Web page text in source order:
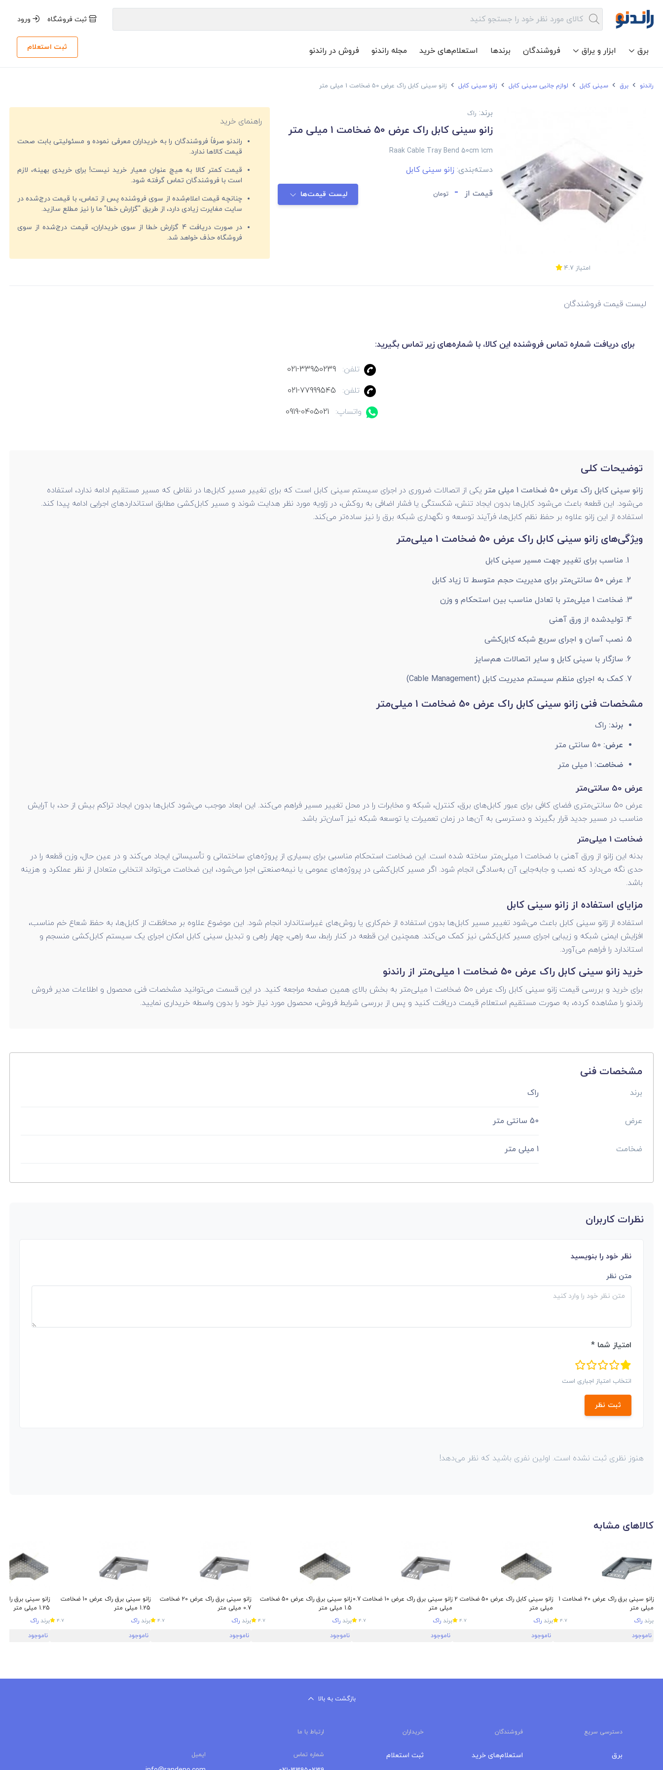
ثبت فروشگاه ورود
برق ابزار و یراق فروشندگان برندها استعلام‌های خرید مجله راندنو فروش در راندنو ثبت استعلام
راندنو برق سینی کابل لوازم جانبی سینی کابل زانو سینی کابل زانو سینی کابل راک عرض 50 ضخامت 1 میلی متر
امتیاز 4.7
برند: راک
زانو سینی کابل راک عرض 50 ضخامت 1 میلی متر
Raak Cable Tray Bend 50cm 1cm
دسته‌بندی:زانو سینی کابل
قیمت از - تومان لیست قیمت‌ها
راهنمای خرید
راندنو صرفاً فروشندگان را به خریداران معرفی نموده و مسئولیتی بابت صحت
قیمت‌ کالاها ندارد.
قیمت کمتر کالا به هیچ عنوان معیار خرید نیست! برای خریدی بهینه، لازم
است با فروشندگان تماس گرفته شود.
چنانچه قیمت اعلام‌شده از سوی فروشنده پس از تماس، با قیمت درج‌شده در
سایت مغایرت زیادی دارد، از طریق "گزارش خطا" ما را نیز مطلع سازید.
در صورت دریافت 4 گزارش خطا از سوی خریداران، قیمت درج‌شده از سوی
فروشگاه حذف خواهد شد.
لیست قیمت فروشندگان
برای دریافت شماره تماس فروشنده این کالا، با شماره‌های زیر تماس بگیرید:
تلفن:
021-33950239
تلفن:
021-77999545
واتساپ:
0919-0405021
توضیحات کلی
زانو سینی کابل راک عرض 50 ضخامت 1 میلی متر
یکی از اتصالات ضروری در اجرای سیستم سینی کابل است که برای تغییر مسیر کابل‌ها در نقاطی که مسیر مستقیم ادامه ندارد، استفاده
می‌شود. این قطعه باعث می‌شود کابل‌ها بدون ایجاد تنش، شکستگی یا فشار اضافی به روکش، در زاویه مورد نظر هدایت شوند و مسیر کابل‌کشی مطابق استانداردهای اجرایی ادامه پیدا کند.
استفاده از این زانو علاوه بر حفظ نظم کابل‌ها، فرآیند توسعه و نگهداری شبکه برق را نیز ساده‌تر می‌کند.
ویژگی‌های زانو سینی کابل راک عرض 50 ضخامت 1 میلی‌متر
مناسب برای تغییر جهت مسیر سینی کابل
عرض 50 سانتی‌متر برای مدیریت حجم متوسط تا زیاد کابل
ضخامت 1 میلی‌متر با تعادل مناسب بین استحکام و وزن
تولیدشده از ورق آهنی
نصب آسان و اجرای سریع شبکه کابل‌کشی
سازگار با سینی کابل و سایر اتصالات هم‌سایز
کمک به اجرای منظم سیستم مدیریت کابل (Cable Management)
مشخصات فنی زانو سینی کابل راک عرض 50 ضخامت 1 میلی‌متر
برند: راک
عرض:
ضخامت:1 میلی متر
عرض 50 سانتی‌متر
عرض 50 سانتی‌متری فضای کافی برای عبور کابل‌های برق، کنترل، شبکه و مخابرات را در محل تغییر مسیر فراهم می‌کند. این ابعاد موجب می‌شود کابل‌ها بدون ایجاد تراکم بیش از حد، با آرایش
مناسب در مسیر جدید قرار بگیرند و دسترسی به آن‌ها در زمان تعمیرات یا توسعه شبکه نیز آسان‌تر باشد.
ضخامت 1 میلی‌متر
بدنه این زانو از ورق آهنی با ضخامت 1 میلی‌متر ساخته شده است. این ضخامت استحکام مناسبی برای بسیاری از پروژه‌های ساختمانی و تأسیساتی ایجاد می‌کند و در عین حال، وزن قطعه را در
حدی نگه می‌دارد که نصب و جابه‌جایی آن به‌سادگی انجام شود. اگر مسیر کابل‌کشی در پروژه‌های عمومی یا نیمه‌صنعتی اجرا می‌شود، این ضخامت می‌تواند انتخابی متعادل از نظر عملکرد و هزینه
باشد.
مزایای استفاده از زانو سینی کابل
استفاده از زانو سینی کابل باعث می‌شود تغییر مسیر کابل‌ها بدون استفاده از خم‌کاری یا روش‌های غیراستاندارد انجام شود. این موضوع علاوه بر محافظت از کابل‌ها، به حفظ شعاع خم مناسب،
افزایش ایمنی شبکه و زیبایی اجرای مسیر کابل‌کشی نیز کمک می‌کند. همچنین این قطعه در کنار رابط، سه راهی، چهار راهی و تبدیل سینی کابل امکان اجرای یک سیستم کابل‌کشی منسجم و
استاندارد را فراهم می‌آورد.
خرید زانو سینی کابل راک عرض 50 ضخامت 1 میلی‌متر از راندنو
برای خرید و بررسی قیمت زانو سینی کابل راک عرض 50 ضخامت 1 میلی‌متر به بخش بالای همین صفحه مراجعه کنید. در این قسمت می‌توانید مشخصات فنی محصول و اطلاعات مدیر فروش
راندنو را مشاهده کرده، به صورت مستقیم استعلام قیمت دریافت کنید و پس از بررسی شرایط فروش، محصول مورد نیاز خود را بدون واسطه خریداری نمایید.
مشخصات فنی
برند راک
عرض 50 سانتی متر
ضخامت 1 میلی متر
نظرات کاربران
نظر خود را بنویسید
متن نظر
امتیاز شما *
انتخاب امتیاز اجباری است
ثبت نظر
هنوز نظری ثبت نشده است. اولین نفری باشید که نظر می‌دهد!
کالاهای مشابه
زانو سینی برق راک عرض 20 ضخامت 1
میلی متر
برند راک 4.7
ناموجود
زانو سینی کابل راک عرض 50 ضخامت 2
میلی متر
برند راک 4.7
ناموجود
زانو سینی برق راک عرض 10 ضخامت 0.7
میلی متر
برند راک 4.7
ناموجود
زانو سینی برق راک عرض 50 ضخامت
1.5 میلی متر
برند راک 4.7
ناموجود
زانو سینی برق راک عرض 20 ضخامت
0.7 میلی متر
برند راک 4.7
ناموجود
زانو سینی برق راک عرض 10 ضخامت
1.25 میلی متر
برند راک 4.7
ناموجود
1.25 میلی متر
برند راک
ناموجود
بازگشت به بالا
دسترسی سریع فروشندگان خریداران ارتباط با ما
برق استعلام‌های خرید ثبت استعلام شماره تماس ایمیل